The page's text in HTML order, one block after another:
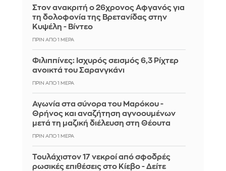
Στον ανακριτή ο 26χρονος Αφγανός για
τη δολοφονία της Βρετανίδας στην
Κυψέλη - Βίντεο
ΠΡΙΝ ΑΠΌ 1 ΜΈΡΑ
Φιλιππίνες: Ισχυρός σεισμός 6,3 Ρίχτερ
ανοικτά του Σαρανγκάνι
ΠΡΙΝ ΑΠΌ 1 ΜΈΡΑ
Αγωνία στα σύνορα του Μαρόκου -
Θρήνος και αναζήτηση αγνοουμένων
μετά τη μαζική διέλευση στη Θέουτα
ΠΡΙΝ ΑΠΌ 1 ΜΈΡΑ
Τουλάχιστον 17 νεκροί από σφοδρές
ρωσικές επιθέσεις στο Κίεβο - Δείτε